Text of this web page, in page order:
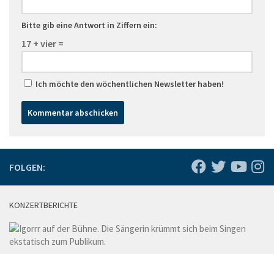
Bitte gib eine Antwort in Ziffern ein:
17 + vier =
Ich möchte den wöchentlichen Newsletter haben!
FOLGEN:
KONZERTBERICHTE